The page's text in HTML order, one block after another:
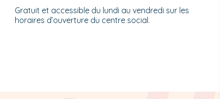
Gratuit et accessible du lundi au vendredi sur les
horaires d’ouverture du centre social.